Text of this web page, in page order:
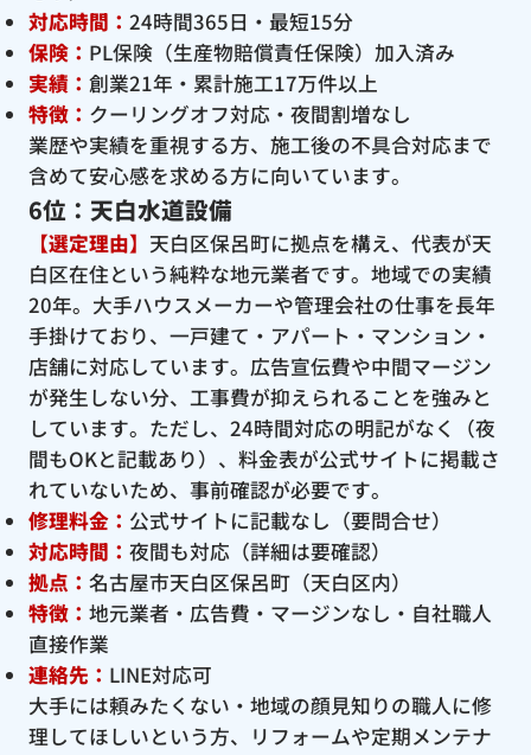
対応時間： 24時間365日・最短15分
保険： PL保険（生産物賠償責任保険）加入済み
実績： 創業21年・累計施工17万件以上
特徴： クーリングオフ対応・夜間割増なし
業歴や実績を重視する方、施工後の不具合対応まで
含めて安心感を求める方に向いています。
6位：天白水道設備
【選定理由】 天白区保呂町に拠点を構え、代表が天
白区在住という純粋な地元業者です。地域での実績
20年。大手ハウスメーカーや管理会社の仕事を長年
手掛けており、一戸建て・アパート・マンション・
店舗に対応しています。広告宣伝費や中間マージン
が発生しない分、工事費が抑えられることを強みと
しています。ただし、24時間対応の明記がなく（夜
間もOKと記載あり）、料金表が公式サイトに掲載さ
れていないため、事前確認が必要です。
修理料金： 公式サイトに記載なし（要問合せ）
対応時間： 夜間も対応（詳細は要確認）
拠点： 名古屋市天白区保呂町（天白区内）
特徴： 地元業者・広告費・マージンなし・自社職人
直接作業
連絡先： LINE対応可
大手には頼みたくない・地域の顔見知りの職人に修
理してほしいという方、リフォームや定期メンテナ